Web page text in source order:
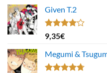
Given T.2
Note
4.00
5
9,35€
Megumi &